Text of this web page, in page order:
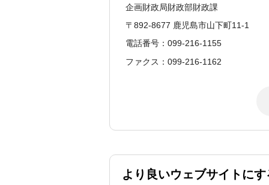
企画財政局財政部財政課
〒892-8677 鹿児島市山下町11-1
電話番号：099-216-1155
ファクス：099-216-1162
より良いウェブサイトに